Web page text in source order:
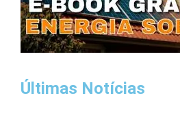
Últimas Notícias